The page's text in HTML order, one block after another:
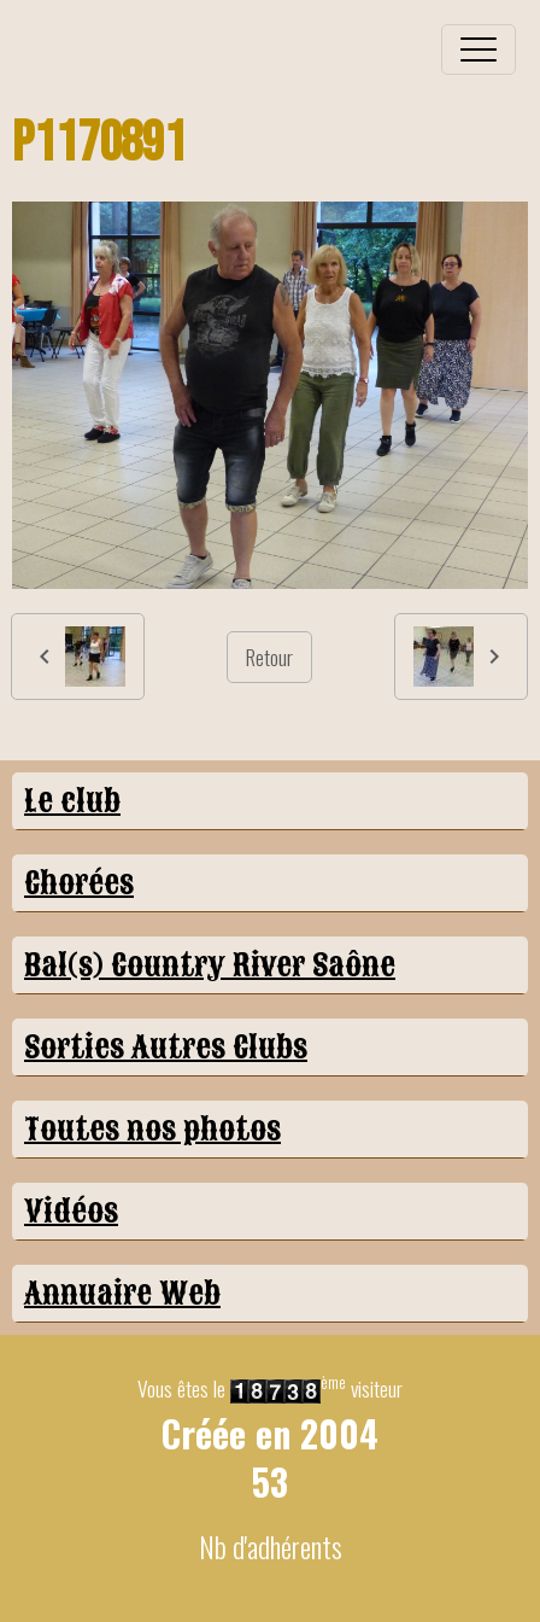
P1170891
Retour
Le club
Chorées
Bal(s) Country River Saône
Sorties Autres Clubs
Toutes nos photos
Vidéos
Annuaire Web
Vous êtes le ème visiteur
Créée en 2004
53
Nb d'adhérents